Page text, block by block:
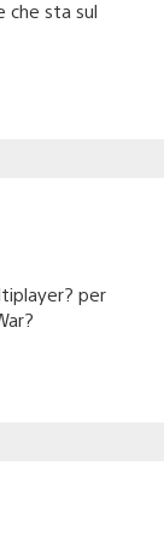
che sta sul
per